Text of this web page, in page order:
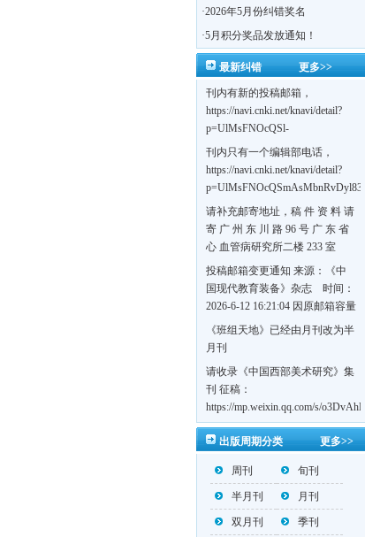
·2026年5月份纠错奖名
·5月积分奖品发放通知！
更多>>
最新纠错
刊内有新的投稿邮箱，
https://navi.cnki.net/knavi/detail?
p=UlMsFNOcQSl-
刊内只有一个编辑部电话，
https://navi.cnki.net/knavi/detail?
w7VFJdSWT5tem1RQ5W2sC5HRG-
S8mH75DuljrTVfVeoXxT4L0b-
请补充邮寄地址，稿 件 资 料 请
寄 广 州 东 川 路 96 号 广 东 省
心 血管病研究所二楼 233 室
《岭南心血管病杂志》编辑部
收，
https://navi.cnki.net/knavi/detail?
BMxk-
投稿邮箱变更通知 来源：《中
国现代教育装备》杂志 时间：
2026-6-12 16:21:04 因原邮箱容量
有限，自即日起停止使用，我刊
投稿邮箱变更为 高教投稿邮
邮箱：bedu@cmee.net.cn
《班组天地》已经由月刊改为半
月刊
请收录《中国西部美术研究》集
刊 征稿：
https://mp.weixin.qq.com/s/
第一辑：
https://mp.weixin.qq.com/s/更多>>
出版周期分类
周刊 旬刊
半月刊 月刊
双月刊 季刊